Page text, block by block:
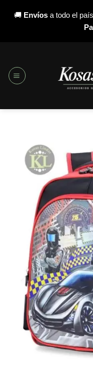
🚚 Envíos a todo el
contenido